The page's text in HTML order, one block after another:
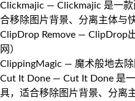
Clickmajic — Clickmajic 是一
合移除图片背景、分离主体与
ClipDrop Remove — ClipDrop
网 ）
ClippingMagic — 魔术般地去除
Cut It Done — Cut It Done 是
具，适合移除图片背景、分离